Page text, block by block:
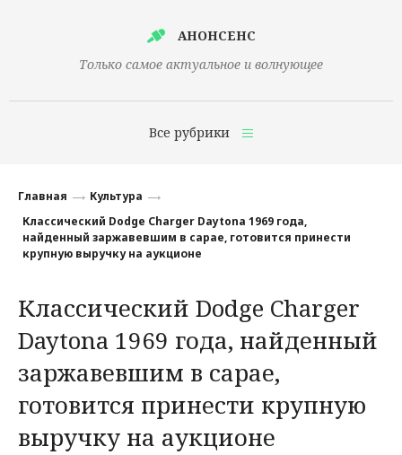
АНОНСЕНС
Только самое актуальное и волнующее
Все рубрики
Финансы
Технологии
Культура
Общество
Мнения
Главная
Культура
Классический Dodge Charger Daytona 1969 года,
найденный заржавевшим в сарае, готовится принести
крупную выручку на аукционе
Классический Dodge Charger
Daytona 1969 года, найденный
заржавевшим в сарае,
готовится принести крупную
выручку на аукционе